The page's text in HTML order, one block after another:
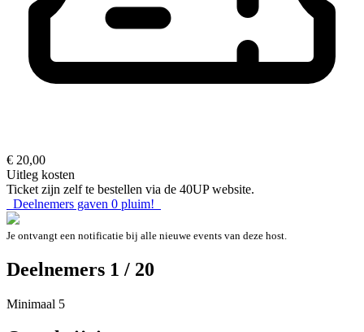
€ 20,00
Uitleg kosten
Ticket zijn zelf te bestellen via de 40UP website.
Deelnemers gaven 0 pluim!
Je ontvangt een notificatie bij alle nieuwe events van deze host.
Deelnemers 1 / 20
Minimaal 5